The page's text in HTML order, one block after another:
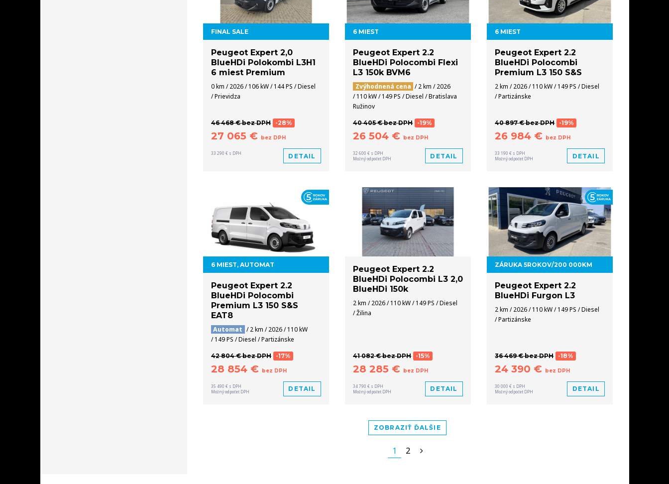
FINAL SALE
Peugeot Expert 2,0
BlueHDi Polokombi L3H1
6 miest Premium
0 km / 2026 / 106 kW / 144 PS / Diesel
/ Prievidza
46 468 € bez DPH -28%
27 065 € bez DPH
33 290 € s DPH DETAIL
6 MIEST
Peugeot Expert 2.2
BlueHDi Polocombi Flexi
L3 150k BVM6
Zvýhodnená cena / 2 km / 2026
/ 110 kW / 149 PS / Diesel / Bratislava
Ružinov
40 405 € bez DPH -19%
26 504 € bez DPH
32 600 € s DPH
Možný odpočet DPH
DETAIL
6 MIEST
Peugeot Expert 2.2
BlueHDi Polocombi
Premium L3 150 S&S
2 km / 2026 / 110 kW / 149 PS / Diesel
/ Partizánske
40 897 € bez DPH -19%
26 984 € bez DPH
33 190 € s DPH
Možný odpočet DPH
DETAIL
6 MIEST, AUTOMAT
Peugeot Expert 2.2
BlueHDi Polocombi
Premium L3 150 S&S
EAT8
Automat / 2 km / 2026 / 110 kW
/ 149 PS / Diesel / Partizánske
42 804 € bez DPH -17%
28 854 € bez DPH
35 490 € s DPH
Možný odpočet DPH
DETAIL
Peugeot Expert 2.2
BlueHDi Polocombi L3 2,0
BlueHDi 150k
2 km / 2026 / 110 kW / 149 PS / Diesel
/ Žilina
41 082 € bez DPH -15%
28 285 € bez DPH
34 790 € s DPH
Možný odpočet DPH
DETAIL
ZÁRUKA 5ROKOV/200 000KM
Peugeot Expert 2.2
BlueHDi Furgon L3
2 km / 2026 / 110 kW / 149 PS / Diesel
/ Partizánske
36 469 € bez DPH -18%
24 390 € bez DPH
30 000 € s DPH
Možný odpočet DPH
DETAIL
ZOBRAZIŤ ĎALŠIE
1 2